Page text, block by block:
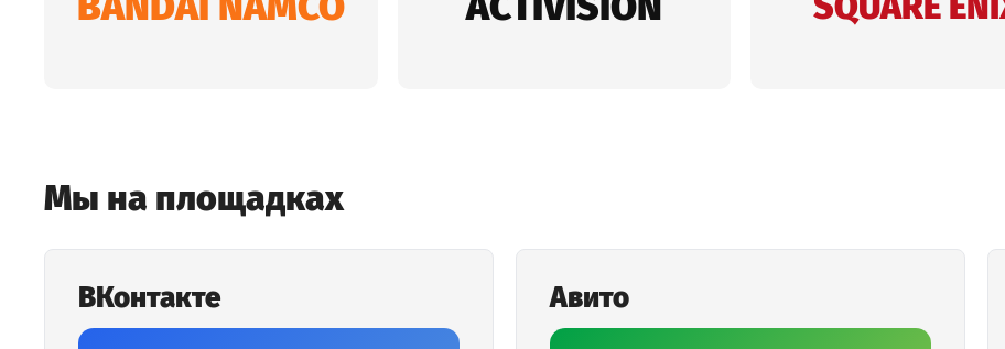
Мы на площадках
ВКонтакте Авито